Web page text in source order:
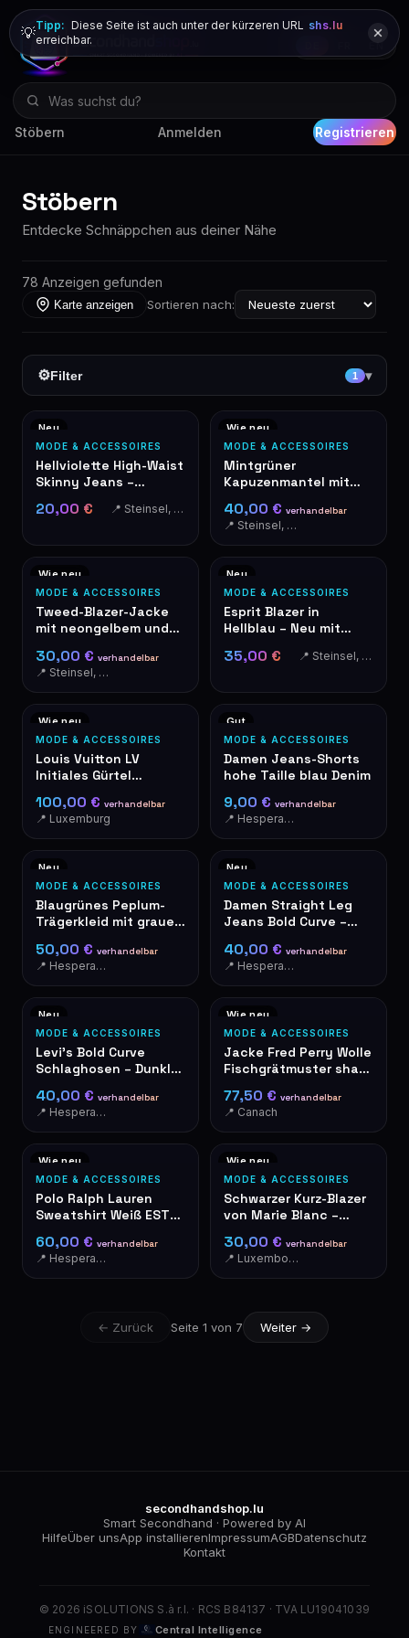
Stöbern Anmelden Registrieren
💡Tipp: Diese Seite ist auch unter der kürzeren URL shs.lu
erreichbar.
Stöbern
Entdecke Schnäppchen aus deiner Nähe
78 Anzeigen gefunden
Karte anzeigen Sortieren nach:
⚙Filter 1 ▾
Neu
MODE & ACCESSOIRES
Hellviolette High-Waist
Skinny Jeans –
Etiketten
20,00 € 📍 Steinsel, Luxembourg
Wie neu
MODE & ACCESSOIRES
Mintgrüner
Kapuzenmantel mit
Langer Damenmantel
40,00 € verhandelbar
📍 Steinsel, Luxembourg
Wie neu
MODE & ACCESSOIRES
Tweed-Blazer-Jacke
mit neongelbem und
30,00 € verhandelbar
📍 Steinsel, Luxembourg
Neu
MODE & ACCESSOIRES
Esprit Blazer in
Hellblau – Neu mit
35,00 € 📍 Steinsel, Luxembourg
Wie neu
MODE & ACCESSOIRES
Louis Vuitton LV
Initiales Gürtel
40mm
100,00 € verhandelbar
📍 Luxemburg
Gut
MODE & ACCESSOIRES
Damen Jeans-Shorts
hohe Taille blau Denim
9,00 € verhandelbar
📍 Hesperange
Neu
MODE & ACCESSOIRES
Blaugrünes Peplum-
Trägerkleid mit grauem
50,00 € verhandelbar
📍 Hesperange
Neu
MODE & ACCESSOIRES
Damen Straight Leg
Jeans Bold Curve –
Etikett
40,00 € verhandelbar
📍 Hesperange
Neu
MODE & ACCESSOIRES
Levi's Bold Curve
Schlaghosen – Dunkle
Etikett
40,00 € verhandelbar
📍 Hesperange
Wie neu
MODE & ACCESSOIRES
Jacke Fred Perry Wolle
Fischgrätmuster shawl
77,50 € verhandelbar
📍 Canach
Wie neu
MODE & ACCESSOIRES
Polo Ralph Lauren
Sweatshirt Weiß EST
60,00 € verhandelbar
📍 Hesperange
Wie neu
MODE & ACCESSOIRES
Schwarzer Kurz-Blazer
von Marie Blanc –
30,00 € verhandelbar
📍 Luxembourg-Cents
← Zurück Seite 1 von 7 Weiter →
secondhandshop.lu
Smart Secondhand · Powered by AI
HilfeÜber unsApp installierenImpressumAGBDatenschutz
Kontakt
© 2026 iSOLUTIONS S.à r.l. · RCS B84137 · TVA LU19041039
ENGINEERED BY Central Intelligence